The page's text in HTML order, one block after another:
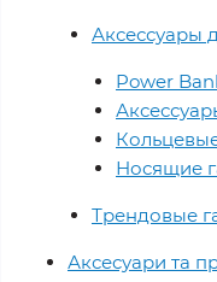
Аксессуары
Power
Носящие
Трендовые
Аксесуари та